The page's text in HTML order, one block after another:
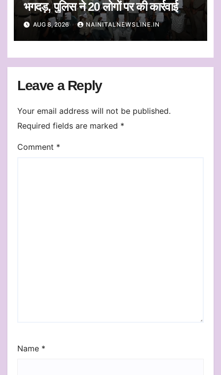
भगदड़, पुलिस ने 20 लोगों पर की कार्रवाई
AUG 8, 2026 NAINITALNEWSLINE.IN
Leave a Reply
Your email address will not be published.
Required fields are marked *
Comment *
Name *